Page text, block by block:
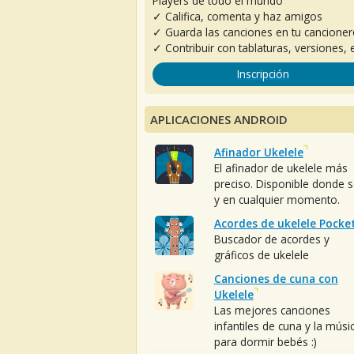
✓ Califica, comenta y haz amigos
✓ Guarda las canciones en tu
✓ Contribuir con tablaturas, versiones,
Inscripción
APLICACIONES ANDROID
Afinador Ukelele
El afinador de ukelele más
preciso. Disponible donde
y en cualquier momento.
Acordes de ukelele
Buscador de acordes y
gráficos de ukelele
Canciones de cuna con
Ukelele
Las mejores canciones
infantiles de cuna y la
para dormir bebés :)